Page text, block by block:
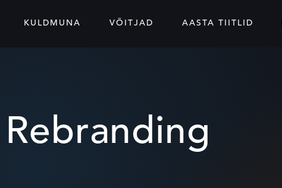
KULDMUNA VÕITJAD AASTA TIITLID